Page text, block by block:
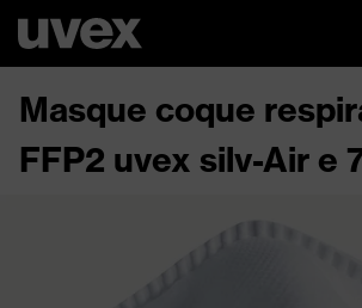
Masque coque
FFP2 uvex silv-Air e